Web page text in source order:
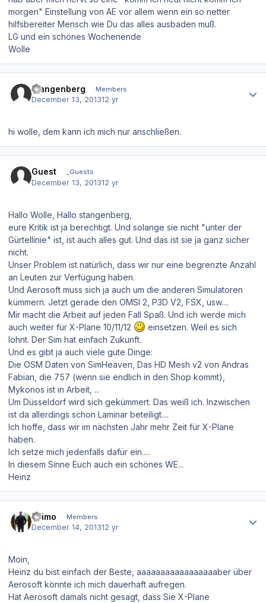
morgen" Einstellung von AE vor allem wenn ein so netter
hilfsbereiter Mensch wie Du das alles ausbaden muß.
LG und ein schönes Wochenende
Wolle
stangenberg Members
December 13, 201312 yr
hi wolle, dem kann ich mich nur anschließen.
Guest _Guests
December 13, 201312 yr
Hallo Wolle, Hallo stangenberg,
eure Kritik ist ja berechtigt. Und solange sie nicht "unter der
Gürtellinie" ist, ist auch alles gut. Und das ist sie ja ganz sicher
nicht.
Unser Problem ist natürlich, dass wir nur eine begrenzte Anzahl
an Leuten zur Verfügung haben.
Und Aerosoft muss sich ja auch um die anderen Simulatoren
kümmern. Jetzt gerade den OMSI 2, P3D V2, FSX, usw....
Mir macht die Arbeit auf jeden Fall Spaß. Und ich werde mich
auch weiter für X-Plane 10/11/12
einsetzen. Weil es sich
lohnt. Der Sim hat einfach Zukunft.
Und es gibt ja auch viele gute Dinge:
Die OSM Daten von SimHeaven, Das HD Mesh v2 von Andras
Fabian, die 757 (wenn sie endlich in den Shop kommt),
Mykonos ist in Arbeit, ...
Um Düsseldorf wird sich gekümmert. Das weiß ich. Inzwischen
ist da allerdings schon Laminar beteiligt....
Ich hoffe, dass wir im nächsten Jahr mehr Zeit für X-Plane
haben.
Ich setze mich jedenfalls dafür ein.....
In diesem Sinne Euch auch ein schönes WE...
Heinz
asimo Members
December 14, 201312 yr
Moin,
Heinz du bist einfach der Beste, aaaaaaaaaaaaaaaaaber über
Aerosoft könnte ich mich dauerhaft aufregen.
Hat Aerosoft damals nicht gesagt, dass Sie X-Plane